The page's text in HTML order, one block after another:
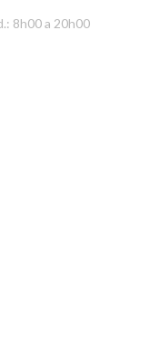
8h00 a 20h00